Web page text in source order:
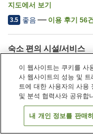
지도에서 보기
3.5 좋음 이용 후기 56건
숙소 편의 시설/서비스
주차장
자동판매기
일본 후쿠시마
이 웹사이트는 쿠키를 사
사 웹사이트의 성능 및
트에 대한 사용자의 사용
및 분석 협력사와 공유합
내 개인 정보를 판매